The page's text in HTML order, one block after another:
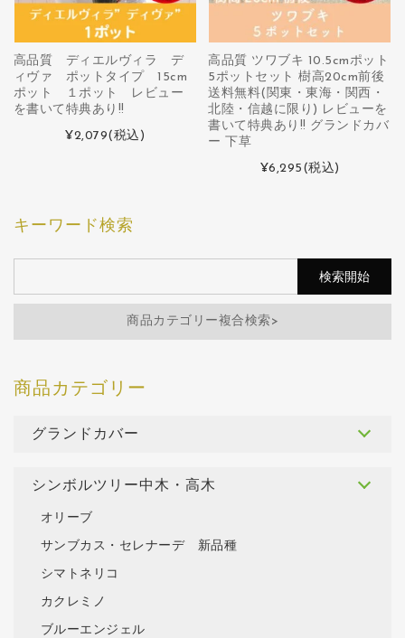
高品質 ディエルヴィラ デ
ィヴァ ポットタイプ 15cm
ポット １ポット レビュー
を書いて特典あり!!
¥2,079(税込)
高品質 ツワブキ 10.5cmポット
5ポットセット 樹高20cm前後
送料無料(関東・東海・関西・
北陸・信越に限り) レビューを
書いて特典あり!! グランドカバ
ー 下草
¥6,295 (税込)
キーワード検索
商品カテゴリー複合検索>
グランドカバー
シンボルツリー中木・高木
オリーブ
サンブカス・セレナーデ 新品種
シマトネリコ
カクレミノ
ブルーエンジェル